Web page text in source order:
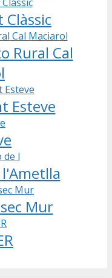
Rural Cal
Esteve
Mur